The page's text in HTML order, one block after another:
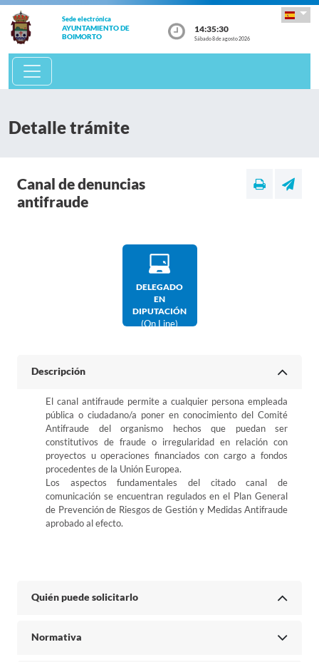
Sede electrónica
AYUNTAMIENTO DE
BOIMORTO
14:35:30
Sábado 8 de agosto 2026
Detalle trámite
Canal de denuncias
antifraude
DELEGADO
EN
DIPUTACIÓN
(on Line)
Descripción
El canal antifraude permite a cualquier persona empleada
pública o ciudadano/a poner en conocimiento del Comité
Antifraude del organismo hechos que puedan ser
constitutivos de fraude o irregularidad en relación con
proyectos u operaciones financiados con cargo a fondos
procedentes de la Unión Europea.
Los aspectos fundamentales del citado canal de
comunicación se encuentran regulados en el Plan General
de Prevención de Riesgos de Gestión y Medidas Antifraude
aprobado al efecto.
Quién puede solicitarlo
Normativa